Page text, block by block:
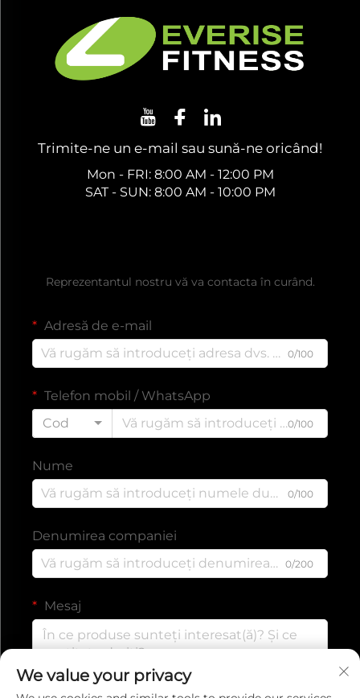
Trimite-ne un e-mail sau sună-ne oricând!
Mon - FRI: 8:00 AM - 12:00 PM
SAT - SUN: 8:00 AM - 10:00 PM
Reprezentantul nostru vă va contacta în curând.
Adresă de e-mail
0/100
Telefon mobil / WhatsApp
Cod
0/100
Nume
0/100
Denumirea companiei
0/200
Mesaj
We value your privacy